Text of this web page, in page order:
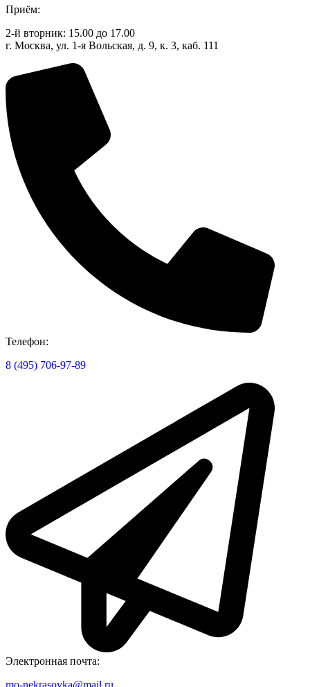
Приём:
2-й вторник: 15.00 до 17.00
г. Москва, ул. 1-я Вольская, д. 9, к. 3, каб. 111
Телефон:
8 (495) 706-97-89
Электронная почта:
mo-nekrasovka@mail.ru